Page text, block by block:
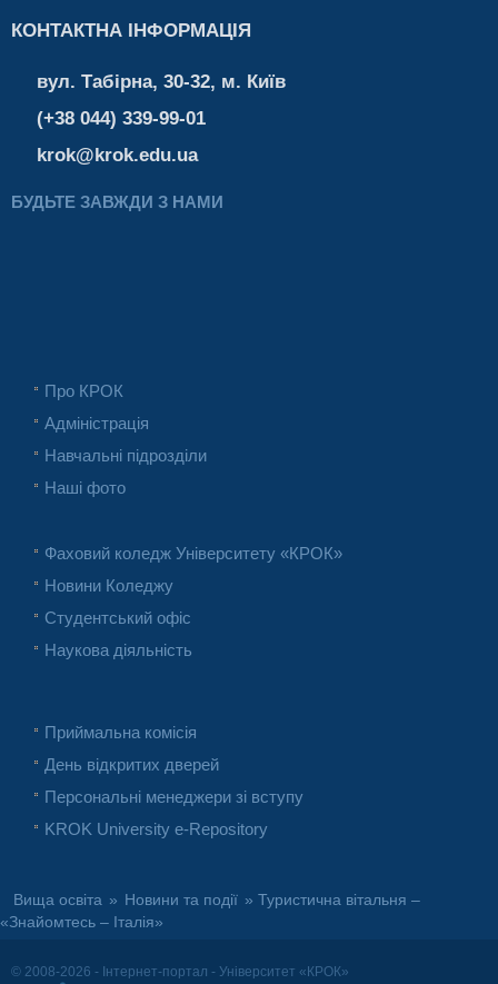
КОНТАКТНА ІНФОРМАЦІЯ
вул. Табірна, 30-32, м. Київ
(+38 044) 339-99-01
krok@krok.edu.ua
БУДЬТЕ ЗАВЖДИ З НАМИ
Про КРОК
Адміністрація
Навчальні підрозділи
Наші фото
Фаховий коледж Університету «КРОК»
Новини Коледжу
Студентський офіс
Наукова діяльність
Приймальна комісія
День відкритих дверей
Персональні менеджери зі вступу
KROK University e-Repository
Вища освіта » Новини та події » Туристична вітальня –
«Знайомтесь – Італія»
© 2008-2026 - Інтернет-портал - Університет «КРОК»